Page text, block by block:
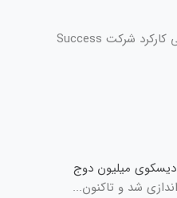
اخیرا کاربران زیادی درباره درستی کارکرد شرکت Success
میلیون دوج
شد و تاکنون...